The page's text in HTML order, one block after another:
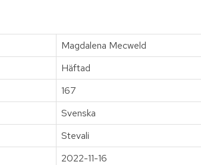
Magdalena Mecweld
Häftad
167
Svenska
Stevali
2022-11-16